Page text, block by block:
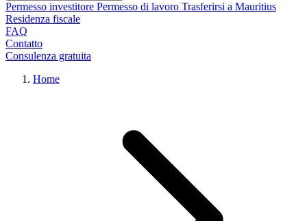
Permesso investitore Permesso di lavoro Trasferirsi a Mauritius
Residenza fiscale
FAQ
Contatto
Consulenza gratuita
Home